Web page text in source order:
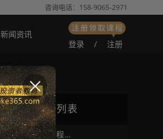
咨询电话：158-9065-2971
新闻资讯
登录
/ 注册
播放列表
逍遥｜马跃新程…